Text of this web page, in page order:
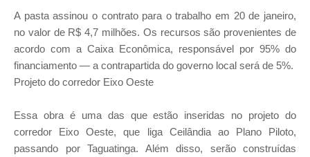
A pasta assinou o contrato para o trabalho em 20 de janeiro,
no valor de R$ 4,7 milhões. Os recursos são provenientes de
acordo com a Caixa Econômica, responsável por 95% do
financiamento — a contrapartida do governo local será de 5%.
Projeto do corredor Eixo Oeste
Essa obra é uma das que estão inseridas no projeto do
corredor Eixo Oeste, que liga Ceilândia ao Plano Piloto,
passando por Taguatinga. Além disso, serão construídas